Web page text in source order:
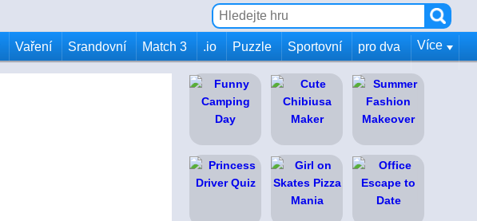
Vaření Srandovní Match 3 .io Puzzle Sportovní pro dva Více